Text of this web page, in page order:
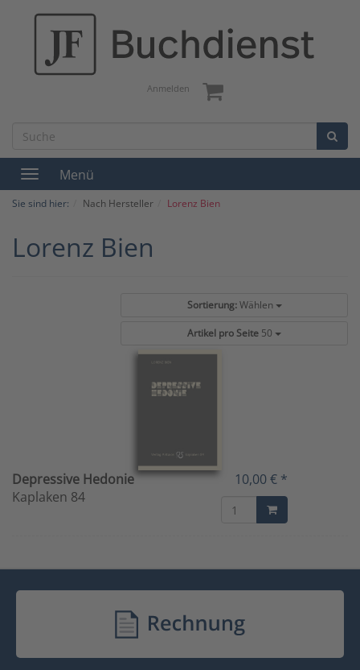
Anmelden
Toggle
navigation
Menü
Sie sind hier: Nach Hersteller Lorenz Bien
Lorenz Bien
Sortierung: Wählen
Artikel pro Seite 50
Depressive Hedonie
Kaplaken 84
10,00 € *